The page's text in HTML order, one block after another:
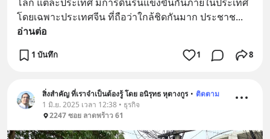
โดยเฉพาะประเทศจีน ที่ถือว่าใกล้ชิดกันมาก ประชาช
อ่านต่อ
1 บันทึก 1 8
สิ่งสำคัญ ที่เราจำเป็นต้องรู้ โดย อนิรุทธ หุตางกูร • ติดตาม
1 มิ.ย. 2025 เวลา 12:38 • ธุรกิจ
2247 ซอย ลาดพร้าว 61